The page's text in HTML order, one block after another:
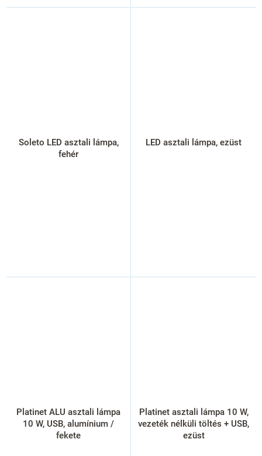
Soleto LED asztali lámpa,
fehér
LED asztali lámpa, ezüst
Platinet ALU asztali lámpa
10 W, USB, alumínium /
fekete
Platinet asztali lámpa 10 W,
vezeték nélküli töltés + USB,
ezüst